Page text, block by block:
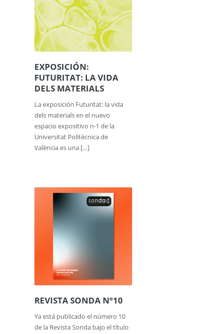
FUTURITAT: LA VIDA
DELS MATERIALS
dels materials en el nuevo
espacio expositivo n-1 de la
Universitat Politècnica de
València es una […]
de la Revista Sonda bajo el título
La práctica como investigación. El